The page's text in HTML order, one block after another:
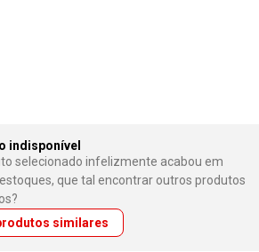
indisponível
selecionado infelizmente acabou em
que tal encontrar outros produtos
similares